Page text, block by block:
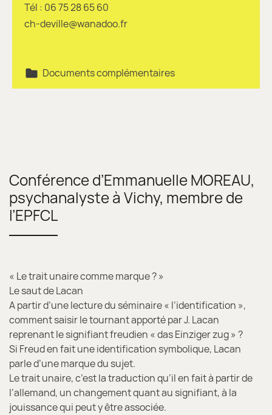
Tél : 06 75 28 65 60
ch-deville@wanadoo.fr
Documents complémentaires
Conférence d’Emmanuelle MOREAU,
psychanalyste à Vichy, membre de
l’EPFCL
« Le trait unaire comme marque ? »
Le saut de Lacan
A partir d’une lecture du séminaire « l’identification »,
comment saisir le tournant apporté par J. Lacan
reprenant le signifiant freudien « das Einziger zug » ?
Si Freud en fait une identification symbolique, Lacan
parle d’une marque du sujet.
Le trait unaire, c’est la traduction qu’il en fait à partir de
l’allemand, un changement quant au signifiant, à la
jouissance qui peut y être associée.